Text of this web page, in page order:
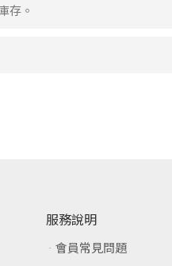
存。
服務說明
會員常見問題